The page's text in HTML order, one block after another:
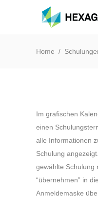
Home /
Im grafischen
einen
alle Informationen
Schulung
gewählte Schulung
“übernehmen” in
Anmeldemaske